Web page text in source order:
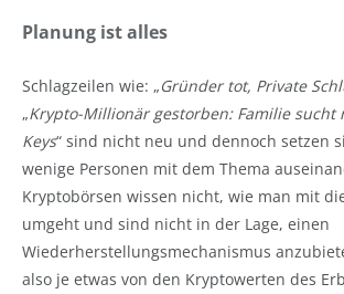
Planung ist alles
Schlagzeilen wie: „Gründer tot, Private
„Krypto-Millionär gestorben: Familie sucht
Keys“ sind nicht neu und dennoch setzen
wenige Personen mit dem Thema
Kryptobörsen wissen nicht, wie man mit
umgeht und sind nicht in der Lage, einen
Wiederherstellungsmechanismus
also je etwas von den Kryptowerten des